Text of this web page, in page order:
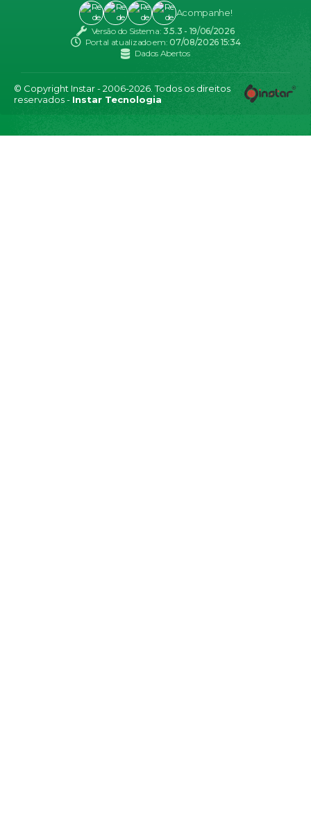
Versão do Sistema: 3.5.3 - 19/06/2026
Portal atualizado em:07/08/2026 15:34
Dados Abertos
Acompanhe!
© Copyright Instar - 2006-2026. Todos os direitos
reservados - Instar Tecnologia